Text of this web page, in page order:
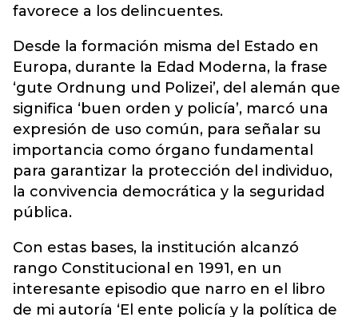
favorece a los delincuentes.
Desde la formación misma del Estado en
Europa, durante la Edad Moderna, la frase
‘gute Ordnung und Polizei’, del alemán que
significa ‘buen orden y policía’, marcó una
expresión de uso común, para señalar su
importancia como órgano fundamental
para garantizar la protección del individuo,
la convivencia democrática y la seguridad
pública.
Con estas bases, la institución alcanzó
rango Constitucional en 1991, en un
interesante episodio que narro en el libro
de mi autoría ‘El ente policía y la política de